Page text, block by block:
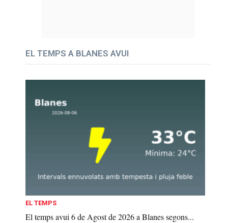
EL TEMPS A BLANES AVUI
EL TEMPS
El temps avui 6 de Agost de 2026 a Blanes segons...